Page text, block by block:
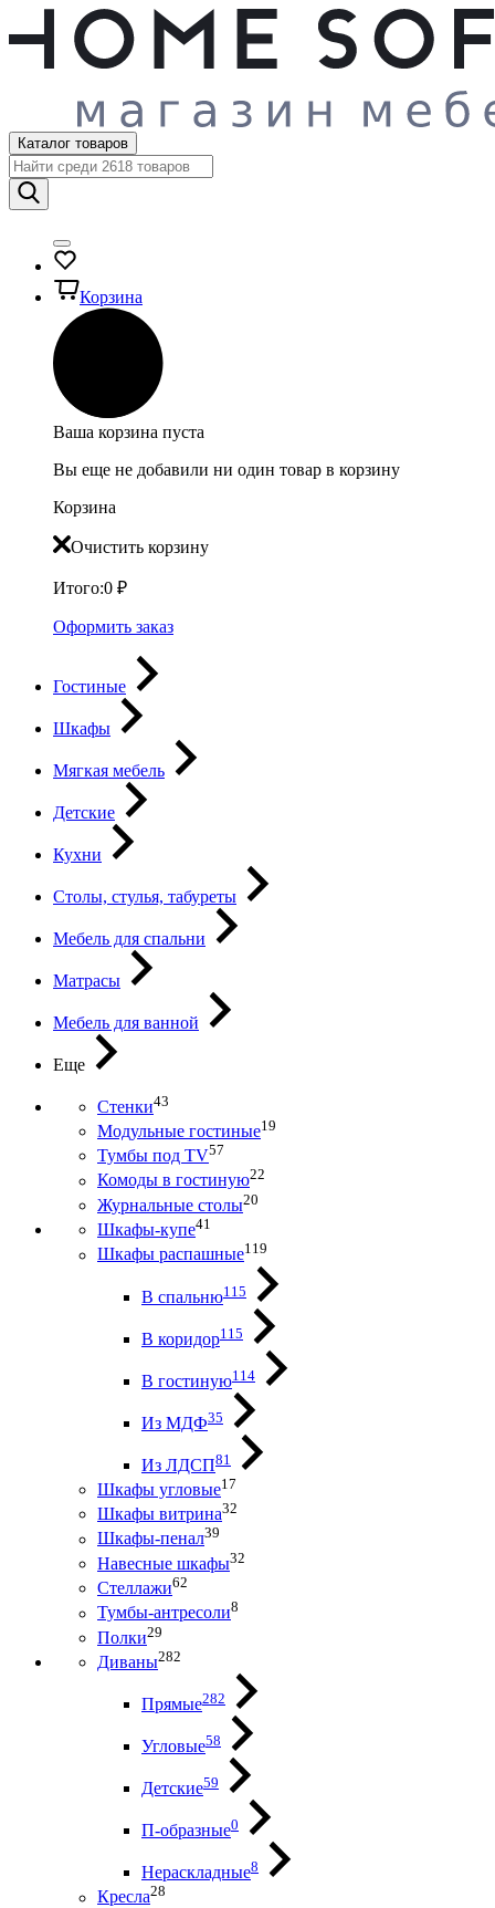
Каталог товаров
Корзина
Ваша корзина пуста
Вы еще не добавили ни один товар в корзину
Корзина
Очистить корзину
Итого:0 ₽
Оформить заказ
Гостиные
Шкафы
Мягкая мебель
Детские
Кухни
Столы, стулья, табуреты
Мебель для спальни
Матрасы
Мебель для ванной
Еще
Стенки43
Модульные гостиные19
Тумбы под ТV57
Комоды в гостиную22
Журнальные столы20
Шкафы-купе41
Шкафы распашные119
В спальню115
В коридор115
В гостиную114
Из МДФ35
Из ЛДСП81
Шкафы угловые17
Шкафы витрина32
Шкафы-пенал39
Навесные шкафы32
Стеллажи62
Тумбы-антресоли8
Полки29
Диваны282
Прямые282
Угловые58
Детские59
П-образные0
Нераскладные8
Кресла28